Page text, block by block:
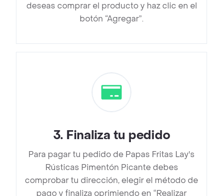
deseas comprar el producto y haz clic en el
botón “Agregar”.
3. Finaliza tu pedido
Para pagar tu pedido de Papas Fritas Lay's
Rústicas Pimentón Picante debes
comprobar tu dirección, elegir el método de
pago y finaliza oprimiendo en “Realizar